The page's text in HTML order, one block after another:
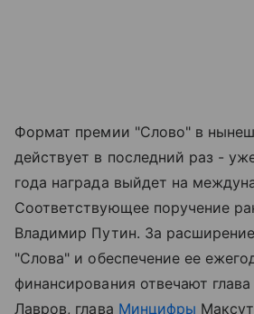
Формат премии "Слово" в
действует в последний раз -
года награда выйдет на
Соответствующее поручение
Владимир Путин. За
"Слова" и обеспечение ее
финансирования отвечают
Лавров, глава Минцифры